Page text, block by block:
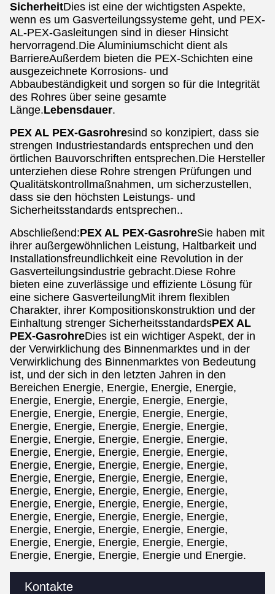
Kontakte
SicherheitDies ist eine der wichtigsten Aspekte,
wenn es um Gasverteilungssysteme geht, und PEX-
AL-PEX-Gasleitungen sind in dieser Hinsicht
hervorragend.Die Aluminiumschicht dient als
BarriereAußerdem bieten die PEX-Schichten eine
ausgezeichnete Korrosions- und
Abbaubeständigkeit und sorgen so für die Integrität
des Rohres über seine gesamte
Länge.Lebensdauer.
PEX AL PEX-Gasrohresind so konzipiert, dass sie
strengen Industriestandards entsprechen und den
örtlichen Bauvorschriften entsprechen.Die Hersteller
unterziehen diese Rohre strengen Prüfungen und
Qualitätskontrollmaßnahmen, um sicherzustellen,
dass sie den höchsten Leistungs- und
Sicherheitsstandards entsprechen..
Abschließend:PEX AL PEX-GasrohreSie haben mit
ihrer außergewöhnlichen Leistung, Haltbarkeit und
Installationsfreundlichkeit eine Revolution in der
Gasverteilungsindustrie gebracht.Diese Rohre
bieten eine zuverlässige und effiziente Lösung für
eine sichere GasverteilungMit ihrem flexiblen
Charakter, ihrer Kompositionskonstruktion und der
Einhaltung strenger SicherheitsstandardsPEX AL
PEX-GasrohreDies ist ein wichtiger Aspekt, der in
der Verwirklichung des Binnenmarktes und in der
Verwirklichung des Binnenmarktes von Bedeutung
ist, und der sich in den letzten Jahren in den
Bereichen Energie, Energie, Energie, Energie,
Energie, Energie, Energie, Energie, Energie,
Energie, Energie, Energie, Energie, Energie,
Energie, Energie, Energie, Energie, Energie,
Energie, Energie, Energie, Energie, Energie,
Energie, Energie, Energie, Energie, Energie,
Energie, Energie, Energie, Energie, Energie,
Energie, Energie, Energie, Energie, Energie,
Energie, Energie, Energie, Energie, Energie,
Energie, Energie, Energie, Energie, Energie,
Energie, Energie, Energie, Energie, Energie,
Energie, Energie, Energie, Energie, Energie,
Energie, Energie, Energie, Energie, Energie,
Energie, Energie, Energie, Energie und Energie.